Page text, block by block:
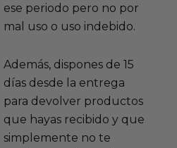
ese periodo pero no por
mal uso o uso indebido.
Además, dispones de 15
días desde la entrega
para devolver productos
que hayas recibido y que
simplemente no te